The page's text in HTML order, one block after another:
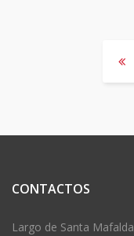
CONTACTOS
Largo de Santa Mafalda